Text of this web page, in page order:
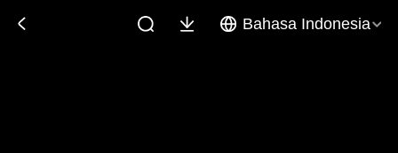
Bahasa Indonesia